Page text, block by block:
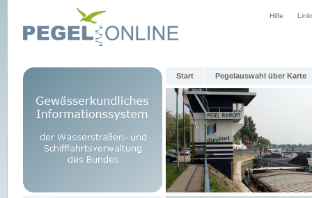
Hilfe
Start Pegelauswahl über Karte